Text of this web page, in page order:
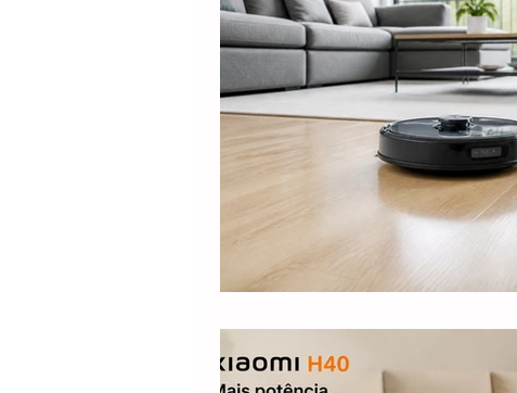
Positivo Samsung Midea
Lilin Kabum ROPVACNIC